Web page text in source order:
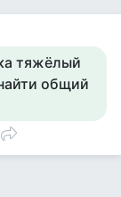
тяжёлый
общий